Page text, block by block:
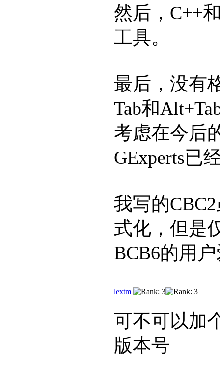
然后，C++
工具。
最后，没有
Tab和
考虑在今后
GExperts已
我写的
式化，但是
BCB6的用
lextm
可不可以加
版本号